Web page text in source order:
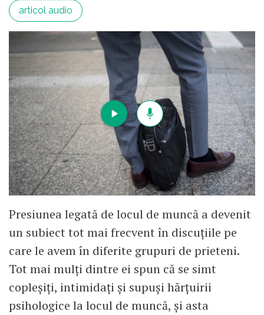
articol audio
Presiunea legată de locul de muncă a devenit
un subiect tot mai frecvent în discuțiile pe
care le avem în diferite grupuri de prieteni.
Tot mai mulți dintre ei spun că se simt
copleșiți, intimidați și supuși hărțuirii
psihologice la locul de muncă, și asta